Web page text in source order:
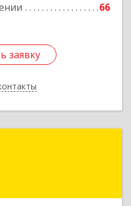
66
заявку
заявку
Саянск г, Юбилейный